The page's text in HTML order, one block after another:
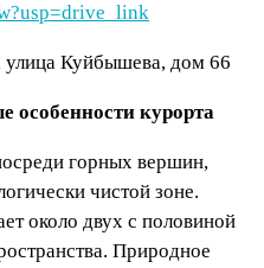
улица Куйбышева, дом 66
особенности курорта
горных вершин,
чистой зоне.
около двух с половиной
Природное